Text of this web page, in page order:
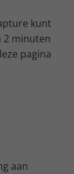
kunt
2 minuten
pagina
aan